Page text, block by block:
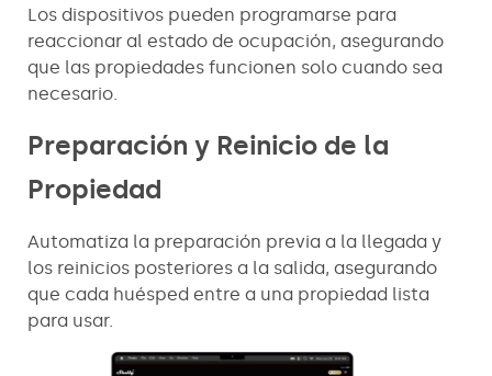
Los dispositivos pueden programarse para
reaccionar al estado de ocupación, asegurando
que las propiedades funcionen solo cuando sea
necesario.
Preparación y Reinicio de la
Propiedad
Automatiza la preparación previa a la llegada y
los reinicios posteriores a la salida, asegurando
que cada huésped entre a una propiedad lista
para usar.